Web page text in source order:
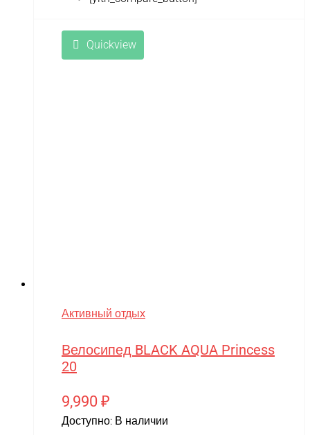
Quickview
Активный отдых
Велосипед BLACK AQUA Princess
20
9,990 ₽
Доступно: В наличии